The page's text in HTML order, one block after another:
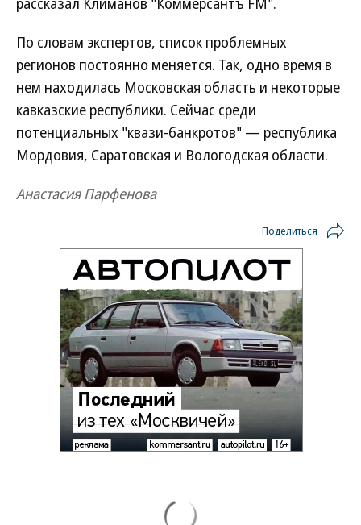
По словам экспертов, список проблемных
регионов постоянно меняется. Так, одно время в
нем находилась Московская область и некоторые
кавказские республики. Сейчас среди
потенциальных "квази-банкротов" — республика
Мордовия, Саратовская и Вологодская области.
Анастасия Парфенова
Поделиться